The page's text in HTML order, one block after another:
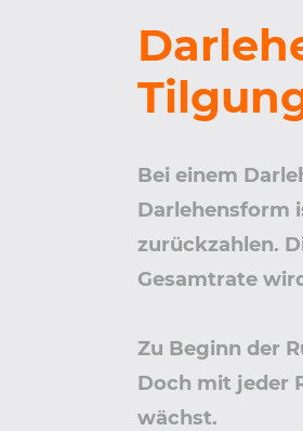
Bei einem
Darlehensform
zurückzahlen.
Gesamtrate
Zu Beginn der
Doch mit jeder
wächst.